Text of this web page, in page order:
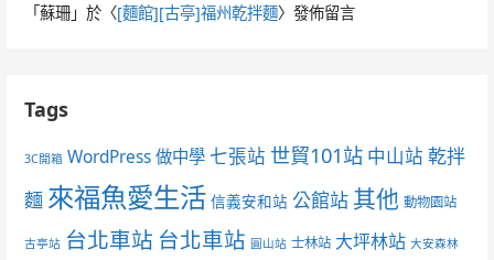
「蘇珊 」於〈[麵館][古亭]福州乾拌麵〉發佈留言
Tags
3C開箱 WordPress 做中學 七張站 世貿101站 中山站 乾拌
麵 來福魚愛生活 信義安和站 公館站 其他 動物園站
古亭站 台北車站 台北車站 圓山站 士林站 大坪林站 大安森林